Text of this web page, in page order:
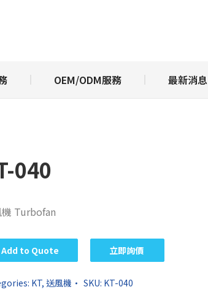
OEM/ODM服務 最新消息
040
Turbofan
立即詢價
Add to Quote
KT, 送風機 SKU: KT-040